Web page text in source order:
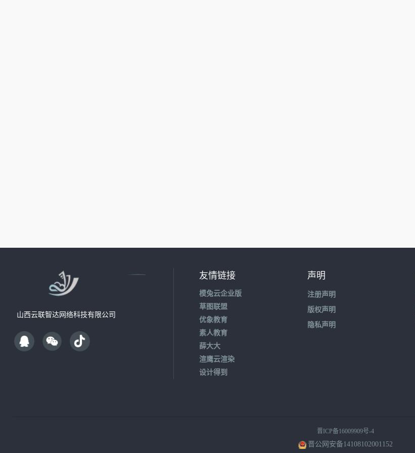
山西云联智达网络科技有限公司
友情链接
模兔云企业版
草图联盟
优象教育
素人教育
薛大大
渲鹰云渲染
设计得到
声明
注册声明
版权声明
隐私声明
晋ICP备16009909号-4
晋公网安备14108102001152